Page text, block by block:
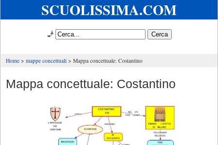
SCUOLISSIMA.COM
🧞
Home mappe concettuali Mappa concettuale: Costantino
Mappa concettuale: Costantino